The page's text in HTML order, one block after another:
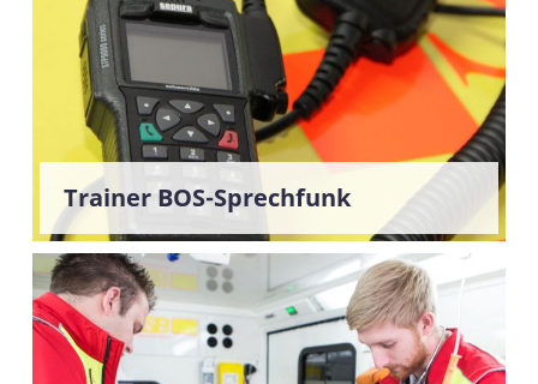
Trainer BOS-Sprechfunk